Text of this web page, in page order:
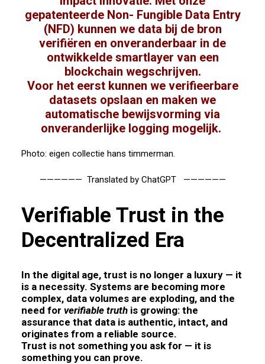
gepatenteerde Non- Fungible Data Entry
(NFD) kunnen we data bij de bron
verifiëren en onveranderbaar in de
ontwikkelde smartlayer van een
blockchain wegschrijven.
Voor het eerst kunnen we verifieerbare
datasets opslaan en maken we
automatische bewijsvorming via
onveranderlijke logging mogelijk.
Photo: eigen collectie hans timmerman.
—————— Translated by ChatGPT ——————
Verifiable Trust in the
Decentralized Era
In the digital age, trust is no longer a luxury — it
is a necessity. Systems are becoming more
complex, data volumes are exploding, and the
need for verifiable truth is growing: the
assurance that data is authentic, intact, and
originates from a reliable source.
Trust is not something you ask for — it is
something you can prove.